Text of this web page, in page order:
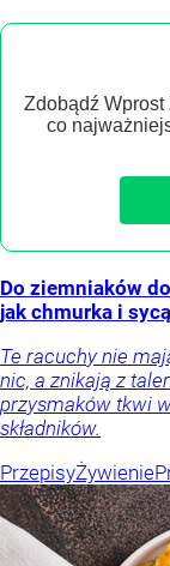
Zdobądź Wprost
co
Do ziemniaków
jak chmurka i
Te racuchy nie
nic, a znikają z
przysmaków tkwi
składników.
PrzepisyŻywienie